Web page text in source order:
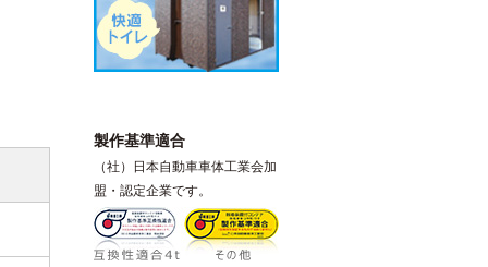
製作基準適合
（社）日本自動車車体工業会加
盟・認定企業です。